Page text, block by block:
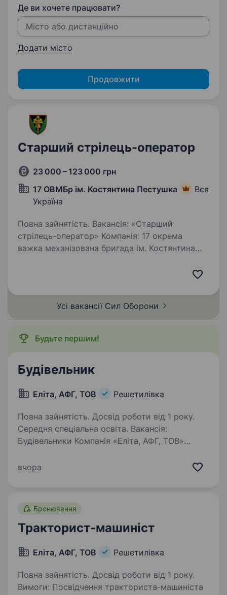
Де ви хочете працювати?
Додати місто
Продовжити
Старший стрілець-оператор
23 000 – 123 000 грн
17 ОВМБр ім. Костянтина Пестушка
Вся
Україна
Повна зайнятість. Вакансія: «Старший
стрілець-оператор» Компанія: 17 окрема
важка механізована бригада ім. Костянтина
Усі вакансії Сил Оборони
Будьте першим!
Будівельник
Еліта, АФГ, ТОВ Решетилівка
Повна зайнятість. Досвід роботи від 1 року.
Середня спеціальна освіта. Вакансія:
Будівельники Компанія «Еліта, АФГ, ТОВ»
та досвідчених будівельників для роботи
вчора
Бронювання
Тракторист-машиніст
Еліта, АФГ, ТОВ Решетилівка
Повна зайнятість. Досвід роботи від 1 року.
Вимоги: Посвідчення тракториста-машиніста